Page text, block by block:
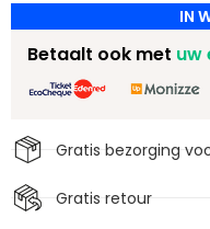
IN
Gratis bezorging
Gratis retour
Betaalt ook met uw